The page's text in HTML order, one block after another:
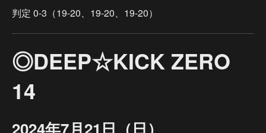
判定 0-3（19-20、19-20、19-20）
◎DEEP☆KICK ZERO
14
2024年7月21日（日）